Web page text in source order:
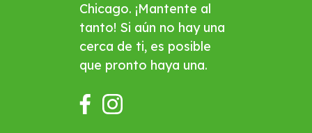
Chicago. ¡Mantente al
tanto! Si aún no hay una
cerca de ti, es posible
que pronto haya una.